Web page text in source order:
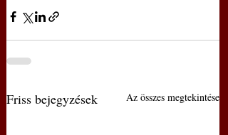
Friss bejegyzések Az összes megtekintése